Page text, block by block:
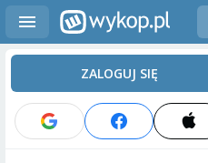
ZALOGUJ SIĘ